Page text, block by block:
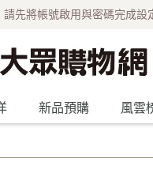
先將帳號啟用與密碼完成設
新品預購 風雲